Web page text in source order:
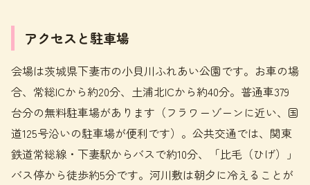
アクセスと駐車場
会場は茨城県下妻市の小貝川ふれあい公園です。お車の場
合、常総ICから約20分、土浦北ICから約40分。普通車379
台分の無料駐車場があります（フラワーゾーンに近い、国
道125号沿いの駐車場が便利です）。公共交通では、関東
鉄道常総線・下妻駅からバスで約10分、「比毛（ひげ）」
バス停から徒歩約5分です。河川敷は朝夕に冷えることが